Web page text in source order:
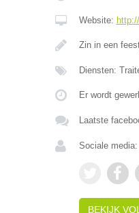
Website:
Zin in een
Diensten:
Er wordt
Laatste
Sociale media:
BEKIJK